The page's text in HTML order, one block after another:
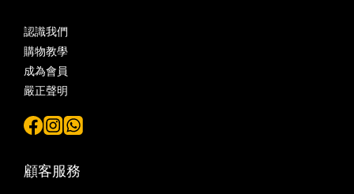
認識我們
購物教學
成為會員
嚴正聲明
顧客服務